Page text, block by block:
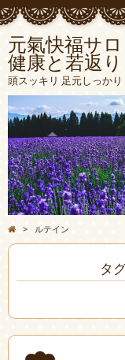
元氣快福サ
健康と若返り
頭スッキリ 足元しっか
> ルテイン
タ